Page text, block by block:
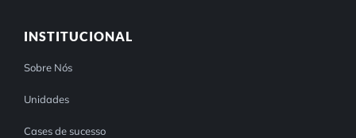
INSTITUCIONAL
Sobre Nós
Unidades
Cases de sucesso